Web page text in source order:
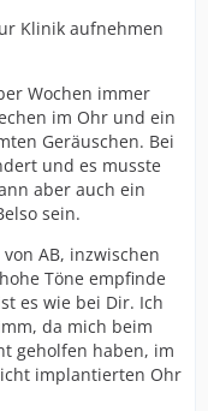
Klinik aufnehmen
Wochen immer
im Ohr und ein
Geräuschen. Bei
und es musste
aber auch ein
sein.
AB, inzwischen
Töne empfinde
es wie bei Dir. Ich
da mich beim
geholfen haben, im
implantierten Ohr